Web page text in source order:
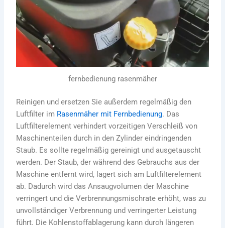
fernbedienung rasenmäher
Reinigen und ersetzen Sie außerdem regelmäßig den
Luftfilter im Rasenmäher mit Fernbedienung. Das
Luftfilterelement verhindert vorzeitigen Verschleiß von
Maschinenteilen durch in den Zylinder eindringenden
Staub. Es sollte regelmäßig gereinigt und ausgetauscht
werden. Der Staub, der während des Gebrauchs aus der
Maschine entfernt wird, lagert sich am Luftfilterelement
ab. Dadurch wird das Ansaugvolumen der Maschine
verringert und die Verbrennungsmischrate erhöht, was zu
unvollständiger Verbrennung und verringerter Leistung
führt. Die Kohlenstoffablagerung kann durch längeren